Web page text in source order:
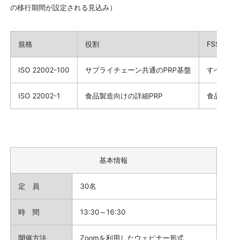
の移行期間が設定される見込み）
規格 役割
ISO 22002-100 サプライチェーン共通のPRP基盤 すべ
ISO 22002-1 食品製造向けの詳細PRP 食品
基本情報
定 員 30名
時 間 13:30～16:30
開催方法 Zoomを利用したウェビナー形式